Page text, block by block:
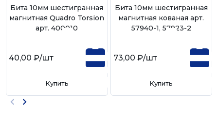
Бита 10мм шестигранная
магнитная Quadro Torsion
арт. 400010
40,00 ₽/шт
Купить
Бита 10мм шестигранная
магнитная кованая арт.
57940-1, 57923-2
73,00 ₽/шт
Купить